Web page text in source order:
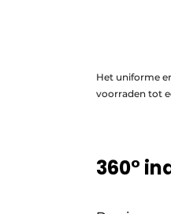
Het uniforme
voorraden tot
360°